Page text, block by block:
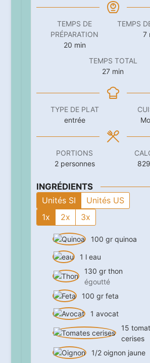
TEMPS DE
PRÉPARATION
20minutes
min
TEMPS
7
TEMPS TOTAL
27minutes
min
TYPE DE PLAT
entrée
PORTIONS
2 personnes
829
INGRÉDIENTS
Unités SI
Unités US
1x
2x 3x
100 gr quinoa
1 l eau
130 gr thon
égoutté
100 gr feta
1 avocat
15
cerises
1/2 oignon jaune